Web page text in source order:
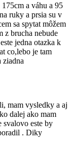
a váhu a 95
ruky a prsia su v
sa spytat môžem
z brucha nebude
jedna otazka k
co,lebo je tam
ziadna
mam vysledky a aj
dalej ako mam
svalovo este by
. Diky